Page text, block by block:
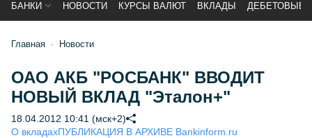
БАНКИ НОВОСТИ КУРСЫ ВАЛЮТ ВКЛАДЫ ДЕБЕТОВЫЕ
Главная Новости
ОАО АКБ "РОСБАНК" ВВОДИТ
НОВЫЙ ВКЛАД "Эталон+"
18.04.2012 10:41 (мск+2)
О вкладахПУБЛИКАЦИЯ В АРХИВЕ Bankinform.ru